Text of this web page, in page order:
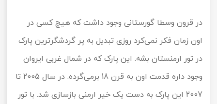
در قرون وسطا گورستانی وجود داشت که هیچ کسی در
اون زمان فکر نمی‌کرد روزی تبدیل به پر گردشگرترین پارک
در تور ارمنستان بشه. این پارک که در شمال غربی ایروان
وجود داره قدمت اون به قرن 18 برمی‌گرده. در سال 2005 تا
2007 این پارک به دست یک خیر ارمنی بازسازی شد. با تور